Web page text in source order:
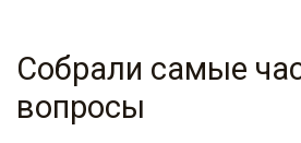
Собрали самые
вопросы